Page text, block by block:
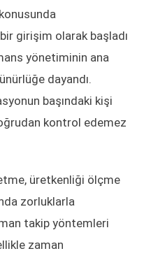
girişim olarak başladı
yönetiminin ana
dayandı.
başındaki kişi
kontrol edemez
üretkenliği ölçme
zorluklarla
takip yöntemleri
zaman